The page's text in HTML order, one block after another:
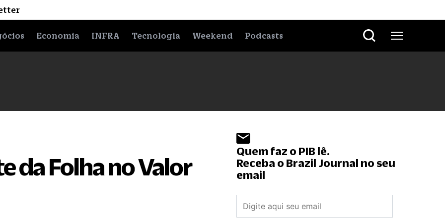
Economia INFRA Tecnologia Weekend Podcasts
da Folha no Valor
Quem faz o PIB lê.
Receba o Brazil Journal no seu
email